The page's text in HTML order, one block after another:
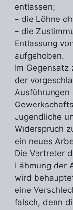
entlassen;
– die Löhne
– die
Entlassung
aufgehoben.
Im
der
Ausführungen
Jugendliche
Widerspruch
ein neues
Die Vertreter
Lähmung der
wird
eine
falsch, denn